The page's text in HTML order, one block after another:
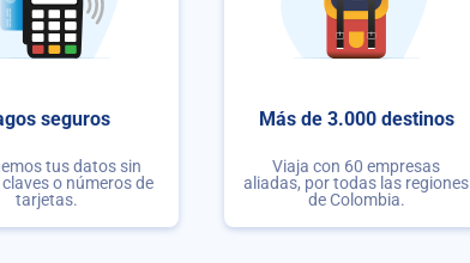
seguros
tus datos sin
o números de
tarjetas.
Más de 3.000 destinos
Viaja con 60 empresas
aliadas, por todas las regiones
de Colombia.